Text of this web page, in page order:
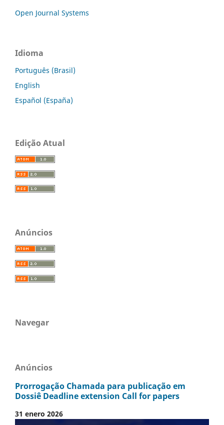
Open Journal Systems
Idioma
Português (Brasil)
English
Español (España)
Edição Atual
Anúncios
Navegar
Anúncios
Prorrogação Chamada para publicação em
Dossiê Deadline extension Call for papers
31 enero 2026